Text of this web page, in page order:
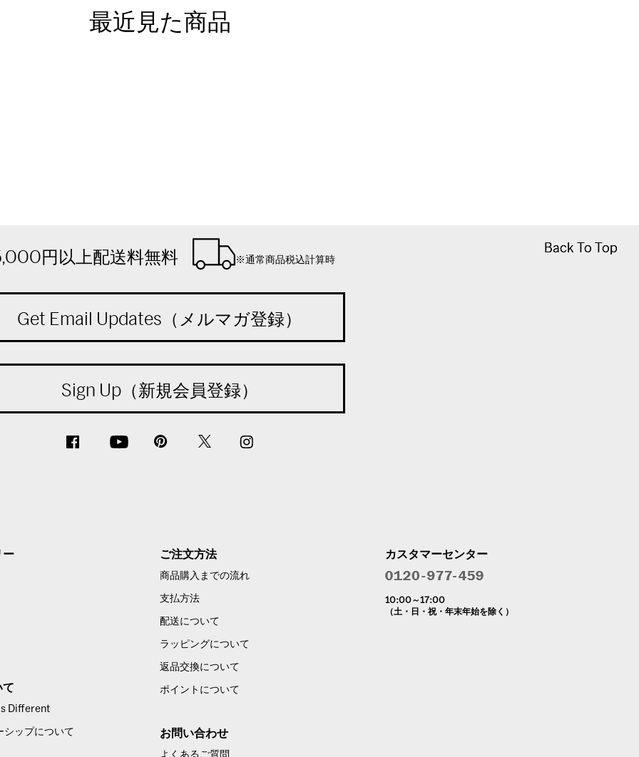
最近見た商品
Back To Top
Back To Top
円以上配送料無料 ※通常商品税込計算時
Get Email Updates（メルマガ登録）
Sign Up（新規会員登録）
ー
て
Different
シップについて
ご注文方法
商品購入までの流れ
支払方法
配送について
ラッピングについて
返品交換について
ポイントについて
お問い合わせ
よくあるご質問
カスタマーセンター
10:00～17:00
（土・日・祝・年末年始を除く）